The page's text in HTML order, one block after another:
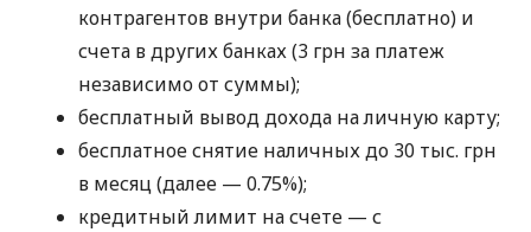
контрагентов внутри банка (бесплатно) и
счета в других банках (3 грн за платеж
независимо от суммы);
бесплатный вывод дохода на личную карту;
бесплатное снятие наличных до 30 тыс. грн
в месяц (далее — 0.75%);
кредитный лимит на счете — с